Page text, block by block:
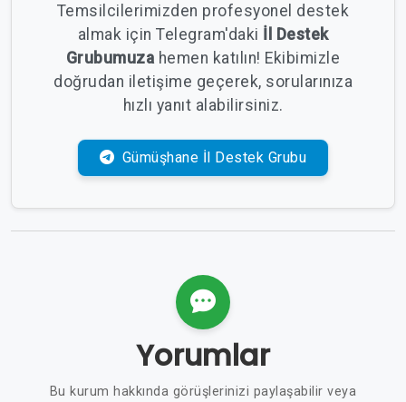
Temsilcilerimizden profesyonel destek
almak için Telegram'daki İl Destek
Grubumuza hemen katılın! Ekibimizle
doğrudan iletişime geçerek, sorularınıza
hızlı yanıt alabilirsiniz.
Gümüşhane İl Destek Grubu
Yorumlar
Bu kurum hakkında görüşlerinizi paylaşabilir veya